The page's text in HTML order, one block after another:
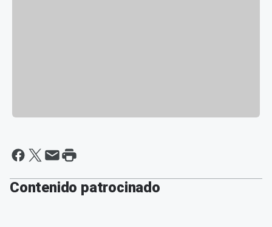
Contenido patrocinado